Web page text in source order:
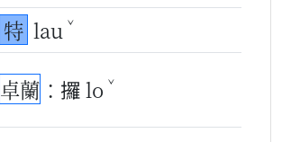
特 lau ˇ
卓蘭 ：攞 lo ˇ